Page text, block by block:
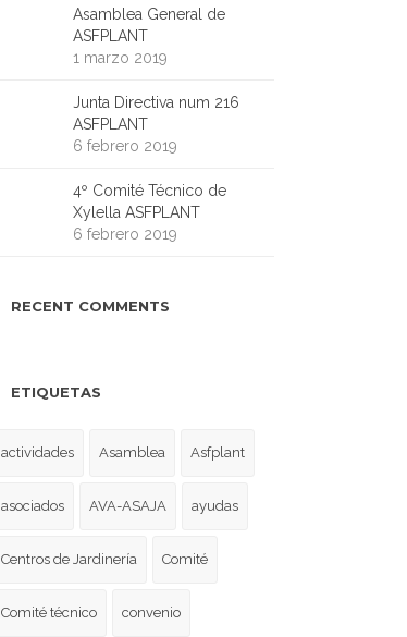
Asamblea General de
ASFPLANT
1 marzo 2019
Junta Directiva num 216
ASFPLANT
6 febrero 2019
4º Comité Técnico de
Xylella ASFPLANT
6 febrero 2019
RECENT COMMENTS
ETIQUETAS
actividades Asamblea Asfplant
asociados AVA-ASAJA ayudas
Centros de Jardinería Comité
Comité técnico convenio